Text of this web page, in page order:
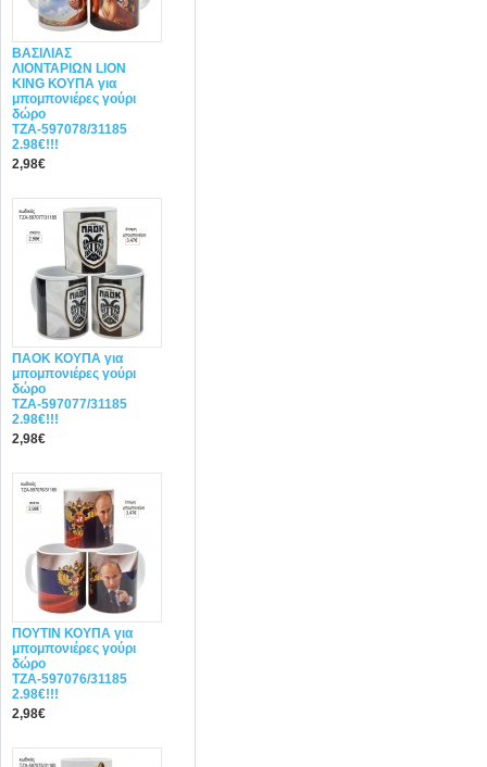
ΒΑΣΙΛΙΑΣ
ΛΙΟΝΤΑΡΙΩΝ LION
KING ΚΟΥΠΑ για
μπομπονιέρες γούρι
δώρο
ΤΖΑ-597078/31185
2.98€!!!
2,98€
ΠΑΟΚ ΚΟΥΠΑ για
μπομπονιέρες γούρι
δώρο
ΤΖΑ-597077/31185
2.98€!!!
2,98€
ΠΟΥΤΙΝ ΚΟΥΠΑ για
μπομπονιέρες γούρι
δώρο
ΤΖΑ-597076/31185
2.98€!!!
2,98€